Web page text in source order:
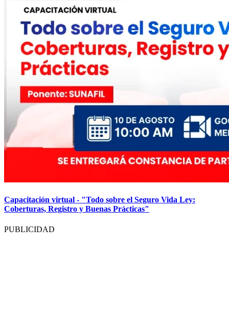
Capacitación virtual - "Todo sobre el Seguro Vida Ley:
Coberturas, Registro y Buenas Prácticas"
PUBLICIDAD